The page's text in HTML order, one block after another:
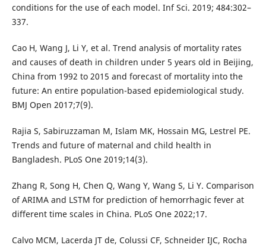
conditions for the use of each model. Inf Sci. 2019; 484:302–
337.
Cao H, Wang J, Li Y, et al. Trend analysis of mortality rates
and causes of death in children under 5 years old in Beijing,
China from 1992 to 2015 and forecast of mortality into the
future: An entire population-based epidemiological study.
BMJ Open 2017;7(9).
Rajia S, Sabiruzzaman M, Islam MK, Hossain MG, Lestrel PE.
Trends and future of maternal and child health in
Bangladesh. PLoS One 2019;14(3).
Zhang R, Song H, Chen Q, Wang Y, Wang S, Li Y. Comparison
of ARIMA and LSTM for prediction of hemorrhagic fever at
different time scales in China. PLoS One 2022;17.
Calvo MCM, Lacerda JT de, Colussi CF, Schneider IJC, Rocha